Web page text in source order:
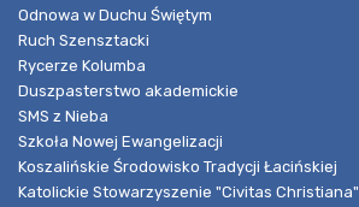
Odnowa w Duchu Świętym
Ruch Szensztacki
Rycerze Kolumba
Duszpasterstwo akademickie
SMS z Nieba
Szkoła Nowej Ewangelizacji
Koszalińskie Środowisko Tradycji Łacińskiej
Katolickie Stowarzyszenie "Civitas Christiana"